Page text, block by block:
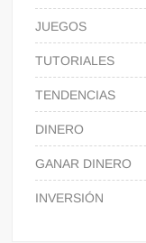
JUEGOS
TUTORIALES
TENDENCIAS
DINERO
GANAR DINERO
INVERSIÓN